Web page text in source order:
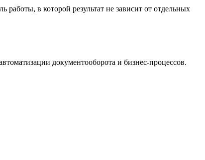
в которой результат не зависит от отдельных
документооборота и бизнес-процессов.